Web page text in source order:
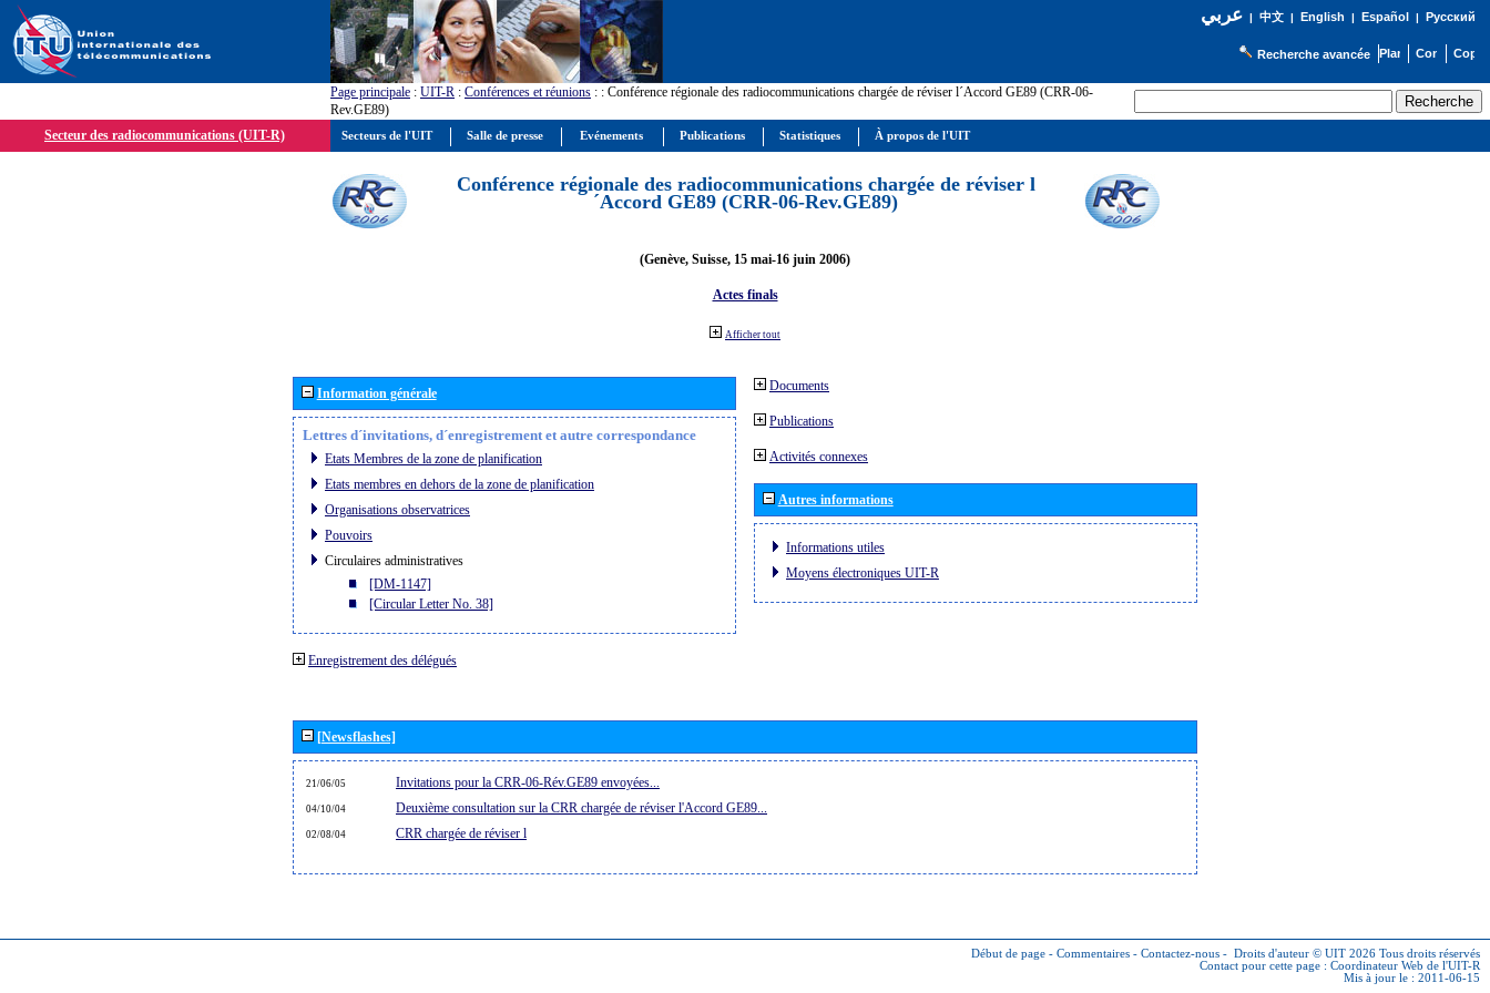
عربي| 中文| English | Español | Русский
Recherche avancée
Page principale : UIT-R : Conférences et réunions : : Conférence régionale des radiocommunications chargée de réviser l´Accord GE89 (CRR-06-
Rev.GE89)
Secteur des radiocommunications (UIT-R)
Conférence régionale des radiocommunications chargée de réviser l
´Accord GE89 (CRR-06-Rev.GE89)
(Genève, Suisse, 15 mai-16 juin 2006)
Actes finals
Afficher tout
Information générale
Lettres d´invitations, d´enregistrement et autre correspondance
Etats Membres de la zone de planification
Etats membres en dehors de la zone de planification
Organisations observatrices
Pouvoirs
Circulaires administratives
[DM-1147]
[Circular Letter No. 38]
Enregistrement des délégués
Documents
Publications
Activités connexes
Autres informations
Informations utiles
Moyens électroniques UIT-R
[Newsflashes]
21/06/05 Invitations pour la CRR-06-Rév.GE89 envoyées...
04/10/04 Deuxième consultation sur la CRR chargée de réviser l'Accord GE89...
02/08/04 CRR chargée de réviser l
Début de page - Commentaires - Contactez-nous - Droits d'auteur © UIT 2026 Tous droits réservés
Contact pour cette page : Coordinateur Web de l'UIT-R
Mis à jour le : 2011-06-15
Secteurs de l'UIT Salle de presse Evénements Publications Statistiques À propos de l'UIT